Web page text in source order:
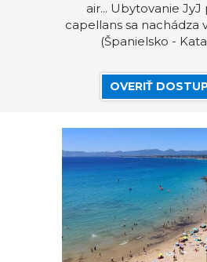
air... Ubytovanie
capellans sa nachádza
(Španielsko -
OVERIŤ